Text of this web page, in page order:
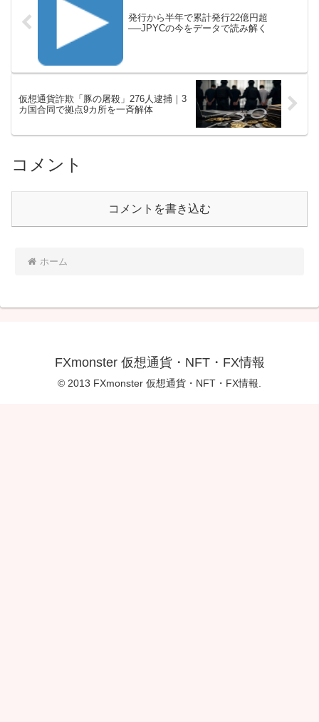
発行から半年で累計発行22億円超
──JPYCの今をデータで読み解く
仮想通貨詐欺「豚の屠殺」276人逮捕｜3
カ国合同で拠点9カ所を一斉解体
コメント
コメントを書き込む
ホーム
FXmonster 仮想通貨・NFT・FX情報
© 2013 FXmonster 仮想通貨・NFT・FX情報.